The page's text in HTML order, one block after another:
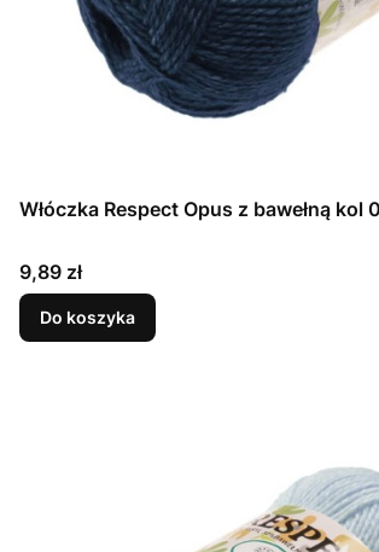
Włóczka Respect Opus z bawełną kol
Cena
9,89 zł
Do koszyka